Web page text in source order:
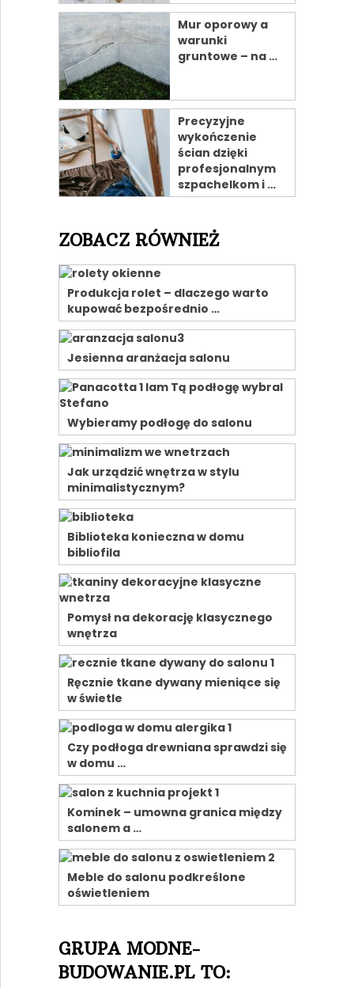
Mur oporowy a
warunki
gruntowe – na …
Precyzyjne
wykończenie
ścian dzięki
profesjonalnym
szpachelkom i …
ZOBACZ RÓWNIEŻ
Produkcja rolet – dlaczego warto
kupować bezpośrednio …
Jesienna aranżacja salonu
Wybieramy podłogę do salonu
Jak urządzić wnętrza w stylu
minimalistycznym?
Biblioteka konieczna w domu
bibliofila
Pomysł na dekorację klasycznego
wnętrza
Ręcznie tkane dywany mieniące się
w świetle
Czy podłoga drewniana sprawdzi się
w domu …
Kominek – umowna granica między
salonem a …
Meble do salonu podkreślone
oświetleniem
GRUPA MODNE-
BUDOWANIE.PL TO: